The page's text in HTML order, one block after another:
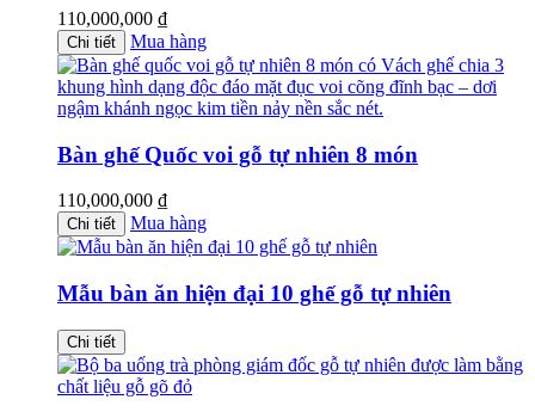
110,000,000 ₫
Chi tiết Mua hàng
Bàn ghế Quốc voi gỗ tự nhiên 8 món
110,000,000 ₫
Chi tiết Mua hàng
Mẫu bàn ăn hiện đại 10 ghế gỗ tự nhiên
Chi tiết